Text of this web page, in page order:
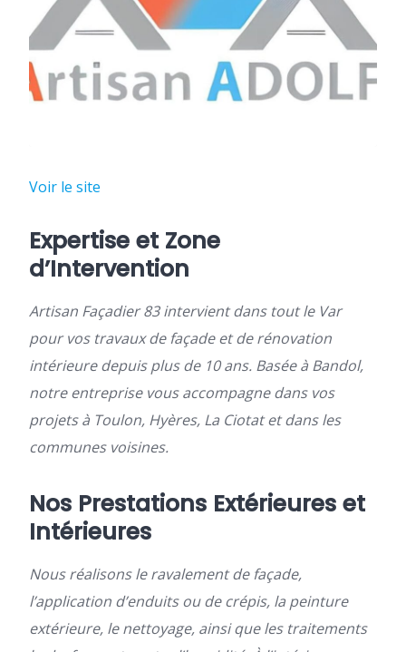
Voir le site
Expertise et Zone
d’Intervention
Artisan Façadier 83 intervient dans tout le Var
pour vos travaux de façade et de rénovation
intérieure depuis plus de 10 ans. Basée à Bandol,
notre entreprise vous accompagne dans vos
projets à Toulon, Hyères, La Ciotat et dans les
communes voisines.
Nos Prestations Extérieures et
Intérieures
Nous réalisons le ravalement de façade,
l’application d’enduits ou de crépis, la peinture
extérieure, le nettoyage, ainsi que les traitements